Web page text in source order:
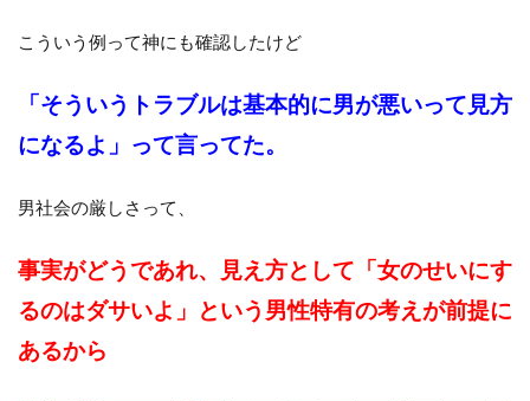
こういう例って神にも確認したけど
「そういうトラブルは基本的に男が悪いって見方
になるよ」って言ってた。
男社会の厳しさって、
事実がどうであれ、見え方として「女のせいにす
るのはダサいよ」という男性特有の考えが前提に
あるから